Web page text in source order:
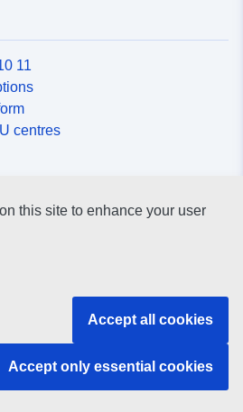
11
centres
channels
this site to enhance your user
Accept all cookies
Accept only essential cookies